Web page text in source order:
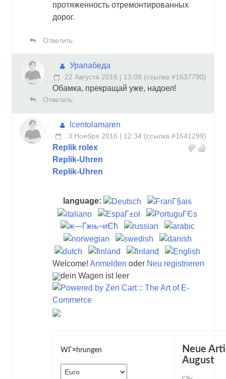
протяженность отремонтированных
дорог.
Ответить
Урапабеда
22 Августа 2016 | 13:08 (ссылка #1637790)
Обамка, прекращай уже, надоел!
Ответить
lcentolamaren
3 Ноября 2016 | 12:34 (ссылка #1641299)
Replik rolex
Replik-Uhren
Replik-Uhren
language:
Welcome! Anmelden oder Neu registrieren
dein Wagen ist leer
WГ¤hrungen
Neue
August